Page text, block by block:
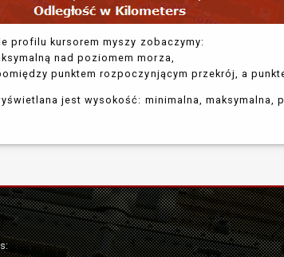
profilu kursorem myszy zobaczymy:
nad poziomem morza,
punktem rozpoczynjącym przekrój, a
jest wysokość: minimalna, maksymalna,